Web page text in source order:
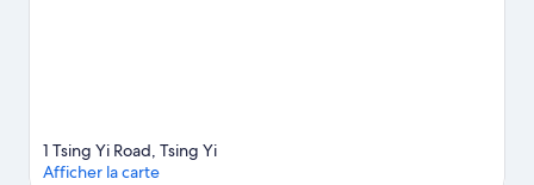
1 Tsing Yi Road, Tsing Yi
Afficher la carte